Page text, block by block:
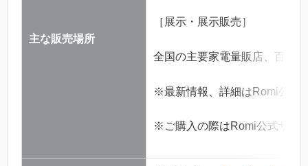
主な販売場所
［展示・展示販売］
全国の主要家電量販店、百貨
※最新情報、詳細はRomi公式
※ご購入の際はRomi公式サイ